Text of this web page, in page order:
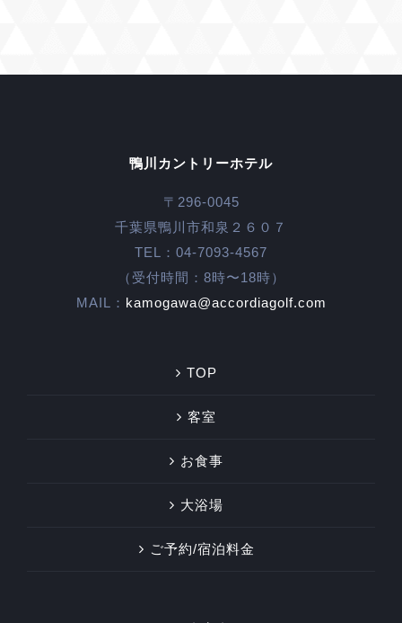
鴨川カントリーホテル
〒296-0045
千葉県鴨川市和泉２６０７
TEL：04-7093-4567
（受付時間：8時〜18時）
MAIL： kamogawa@accordiagolf.com
TOP
客室
お食事
大浴場
ご予約/宿泊料金